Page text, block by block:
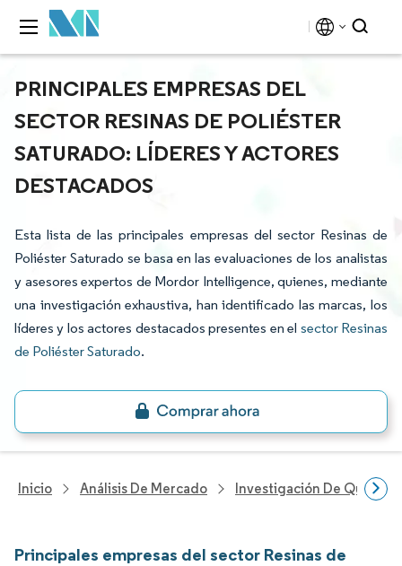
PRINCIPALES EMPRESAS DEL
SECTOR RESINAS DE POLIÉSTER
SATURADO: LÍDERES Y ACTORES
DESTACADOS
Esta lista de las principales empresas del sector Resinas de
Poliéster Saturado se basa en las evaluaciones de los analistas
y asesores expertos de Mordor Intelligence, quienes, mediante
una investigación exhaustiva, han identificado las marcas, los
líderes y los actores destacados presentes en el sector Resinas
de Poliéster Saturado.
Inicio Análisis De Mercado Investigación De
Principales empresas del sector Resinas de